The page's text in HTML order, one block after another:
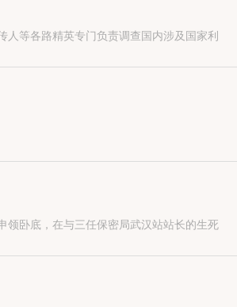
等各路精英专门负责调查国内涉及国家利
领卧底，在与三任保密局武汉站站长的生死